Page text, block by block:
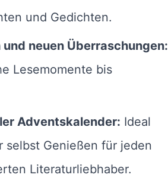
und Gedichten.
neuen Überraschungen:
Lesemomente bis
Adventskalender: Ideal
selbst Genießen für jeden
Literaturliebhaber.